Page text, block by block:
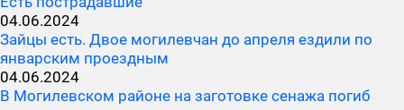
04.06.2024
Зайцы есть. Двое могилевчан до апреля ездили по
январским проездным
04.06.2024
В Могилевском районе на заготовке сенажа погиб